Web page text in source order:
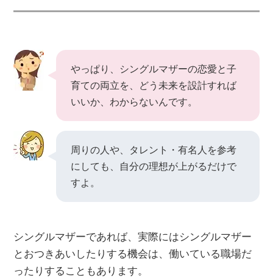
やっぱり、シングルマザーの恋愛と子
育ての両立を、どう未来を設計すれば
いいか、わからないんです。
周りの人や、タレント・有名人を参考
にしても、自分の理想が上がるだけで
すよ。
シングルマザーであれば、実際にはシングルマザー
とおつきあいしたりする機会は、働いている職場だ
ったりすることもあります。